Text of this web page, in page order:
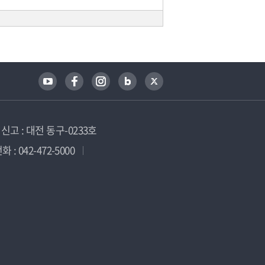
고 : 대전 동구-0233호
: 042-472-5000